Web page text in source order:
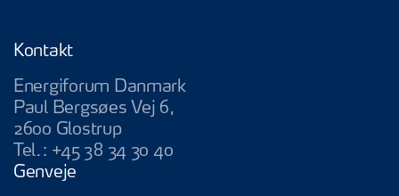
Kontakt
Energiforum Danmark
Paul Bergsøes Vej 6,
2600 Glostrup
Tel.: +45 38 34 30 40
Genveje